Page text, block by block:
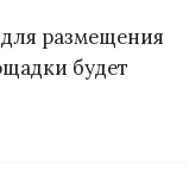
размещения
будет